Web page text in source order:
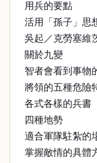
用兵的要點
活用「孫子」思
吳起／克勞塞維
關於九變
智者會看到事物
將領的五種危險
各式各樣的兵書
四種地勢
適合軍隊駐紮的
掌握敵情的具體